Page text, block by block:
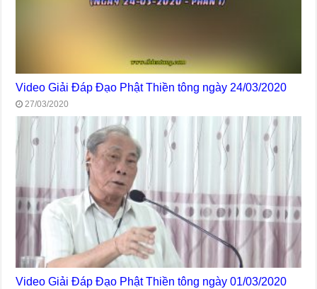
Video Giải Đáp Đạo Phật Thiền tông ngày 24/03/2020
27/03/2020
Video Giải Đáp Đạo Phật Thiền tông ngày 01/03/2020